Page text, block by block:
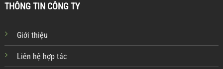
THÔNG TIN CÔNG TY
Giới thiệu
Liên hệ hợp tác